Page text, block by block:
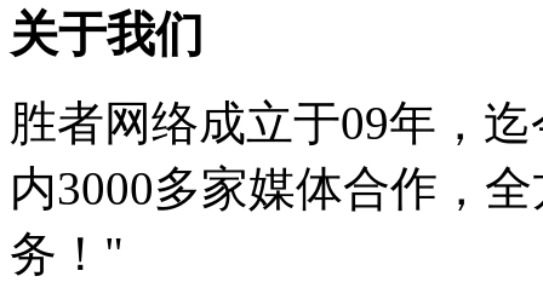
关于我们
胜者网络成立于09年，
内3000多家媒体合作，
务！"